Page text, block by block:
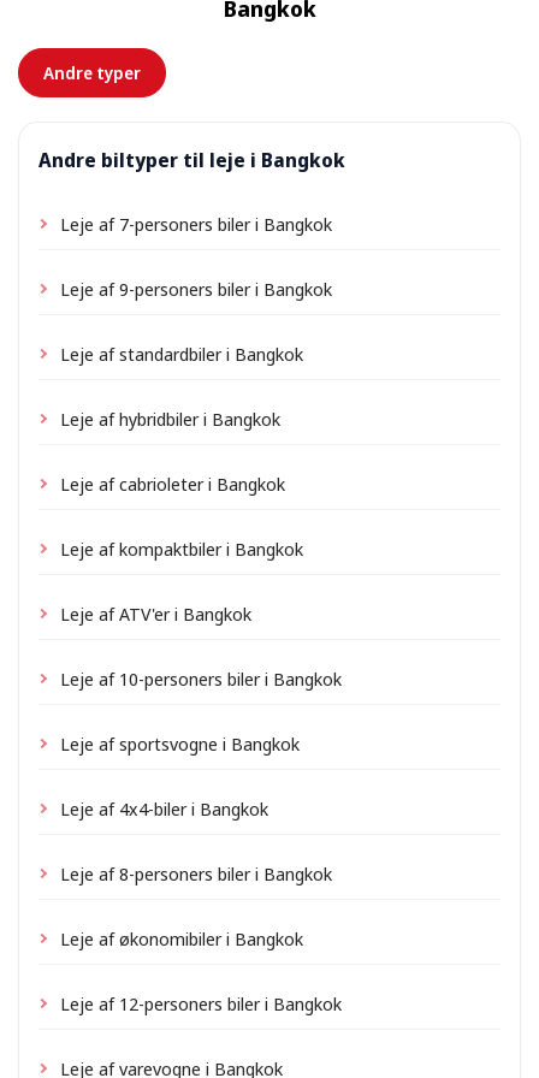
Bangkok
Andre typer
Andre biltyper til leje i Bangkok
Leje af 7-personers biler i Bangkok
Leje af 9-personers biler i Bangkok
Leje af standardbiler i Bangkok
Leje af hybridbiler i Bangkok
Leje af cabrioleter i Bangkok
Leje af kompaktbiler i Bangkok
Leje af ATV'er i Bangkok
Leje af 10-personers biler i Bangkok
Leje af sportsvogne i Bangkok
Leje af 4x4-biler i Bangkok
Leje af 8-personers biler i Bangkok
Leje af økonomibiler i Bangkok
Leje af 12-personers biler i Bangkok
Leje af varevogne i Bangkok